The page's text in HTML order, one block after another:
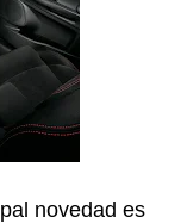
novedad es